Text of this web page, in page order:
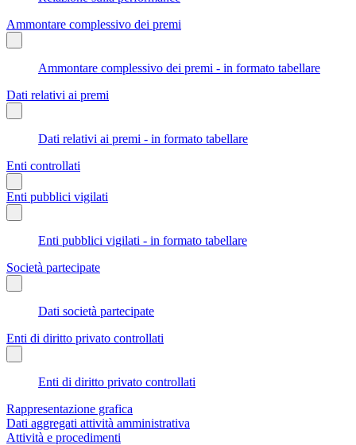
Ammontare complessivo dei premi
Ammontare complessivo dei premi - in formato tabellare
Dati relativi ai premi
Dati relativi ai premi - in formato tabellare
Enti controllati
Enti pubblici vigilati
Enti pubblici vigilati - in formato tabellare
Società partecipate
Dati società partecipate
Enti di diritto privato controllati
Enti di diritto privato controllati
Rappresentazione grafica
Dati aggregati attività amministrativa
Attività e procedimenti